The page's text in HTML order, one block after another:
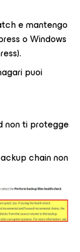
e mantengo
o Windows
puoi
non ti protegge
chain non